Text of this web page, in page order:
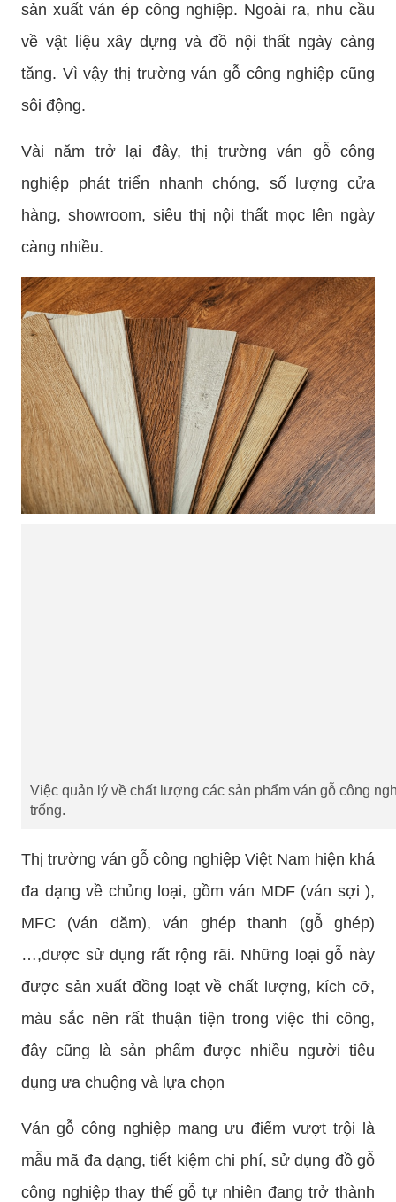
sản xuất ván ép công nghiệp. Ngoài ra, nhu cầu
về vật liệu xây dựng và đồ nội thất ngày càng
tăng. Vì vậy thị trường ván gỗ công nghiệp cũng
sôi động.
Vài năm trở lại đây, thị trường ván gỗ công
nghiệp phát triển nhanh chóng, số lượng cửa
hàng, showroom, siêu thị nội thất mọc lên ngày
càng nhiều.
Việc quản lý về chất lượng các sản phẩm ván gỗ công
trống.
Thị trường ván gỗ công nghiệp Việt Nam hiện khá
đa dạng về chủng loại, gồm ván MDF (ván sợi ),
MFC (ván dăm), ván ghép thanh (gỗ ghép)
…,được sử dụng rất rộng rãi. Những loại gỗ này
được sản xuất đồng loạt về chất lượng, kích cỡ,
màu sắc nên rất thuận tiện trong việc thi công,
đây cũng là sản phẩm được nhiều người tiêu
dụng ưa chuộng và lựa chọn
Ván gỗ công nghiệp mang ưu điểm vượt trội là
mẫu mã đa dạng, tiết kiệm chi phí, sử dụng đồ gỗ
công nghiệp thay thế gỗ tự nhiên đang trở thành